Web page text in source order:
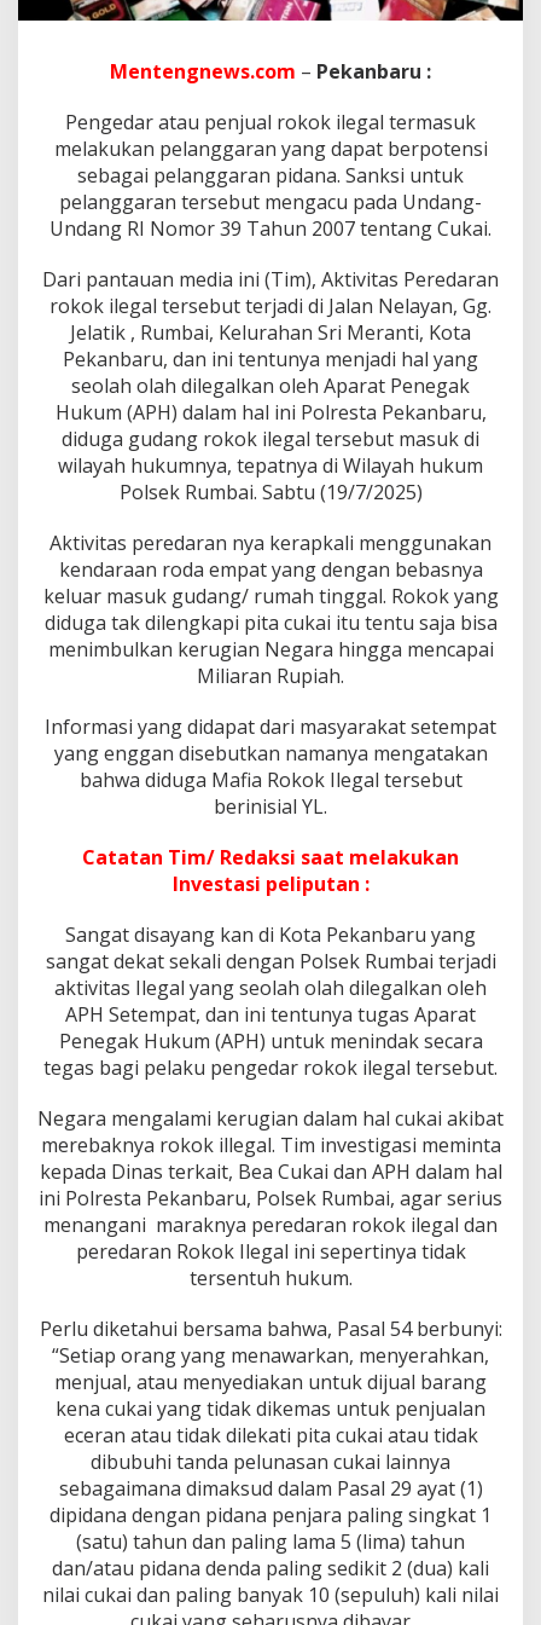
g
l
J
a
l
a
n
N
l
a
y
a
n
,
G
g
.
e
a
t
i
k
,
R
b
i
,
d
M
i
l
i
k
n
y
I
n
i
s
i
a
l
Y
A
P
H
S
e
t
e
m
a
t
K
e
m
Mentengnews.com – Pekanbaru :
Pengedar atau penjual rokok ilegal termasuk
melakukan pelanggaran yang dapat berpotensi
sebagai pelanggaran pidana. Sanksi untuk
pelanggaran tersebut mengacu pada Undang-
Undang RI Nomor 39 Tahun 2007 tentang Cukai.
Dari pantauan media ini (Tim), Aktivitas Peredaran
rokok ilegal tersebut terjadi di Jalan Nelayan, Gg.
Jelatik , Rumbai, Kelurahan Sri Meranti, Kota
Pekanbaru, dan ini tentunya menjadi hal yang
seolah olah dilegalkan oleh Aparat Penegak
Hukum (APH) dalam hal ini Polresta Pekanbaru,
diduga gudang rokok ilegal tersebut masuk di
wilayah hukumnya, tepatnya di Wilayah hukum
Polsek Rumbai. Sabtu (19/7/2025)
Aktivitas peredaran nya kerapkali menggunakan
kendaraan roda empat yang dengan bebasnya
keluar masuk gudang/ rumah tinggal. Rokok yang
diduga tak dilengkapi pita cukai itu tentu saja bisa
menimbulkan kerugian Negara hingga mencapai
Miliaran Rupiah.
Informasi yang didapat dari masyarakat setempat
yang enggan disebutkan namanya mengatakan
bahwa diduga Mafia Rokok Ilegal tersebut
berinisial YL.
Catatan Tim/ Redaksi saat melakukan
Investasi peliputan :
Sangat disayang kan di Kota Pekanbaru yang
sangat dekat sekali dengan Polsek Rumbai terjadi
aktivitas Ilegal yang seolah olah dilegalkan oleh
APH Setempat, dan ini tentunya tugas Aparat
Penegak Hukum (APH) untuk menindak secara
tegas bagi pelaku pengedar rokok ilegal tersebut.
Negara mengalami kerugian dalam hal cukai akibat
merebaknya rokok illegal. Tim investigasi meminta
kepada Dinas terkait, Bea Cukai dan APH dalam hal
ini Polresta Pekanbaru, Polsek Rumbai, agar serius
menangani maraknya peredaran rokok ilegal dan
peredaran Rokok Ilegal ini sepertinya tidak
tersentuh hukum.
Perlu diketahui bersama bahwa, Pasal 54 berbunyi:
“Setiap orang yang menawarkan, menyerahkan,
menjual, atau menyediakan untuk dijual barang
kena cukai yang tidak dikemas untuk penjualan
eceran atau tidak dilekati pita cukai atau tidak
dibubuhi tanda pelunasan cukai lainnya
sebagaimana dimaksud dalam Pasal 29 ayat (1)
dipidana dengan pidana penjara paling singkat 1
(satu) tahun dan paling lama 5 (lima) tahun
dan/atau pidana denda paling sedikit 2 (dua) kali
nilai cukai dan paling banyak 10 (sepuluh) kali nilai